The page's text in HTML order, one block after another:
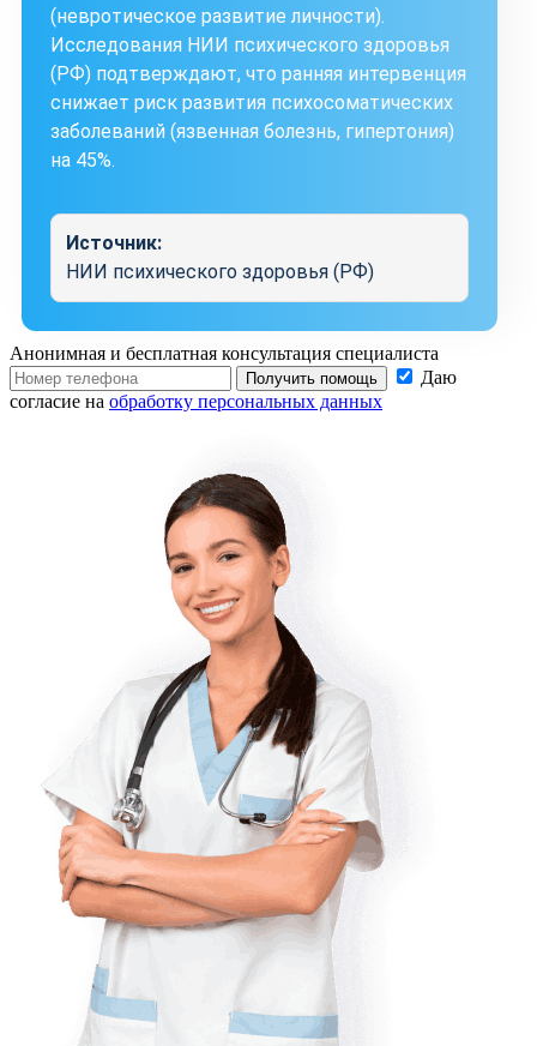
(невротическое развитие личности).
Исследования НИИ психического здоровья
(РФ) подтверждают, что ранняя интервенция
снижает риск развития психосоматических
заболеваний (язвенная болезнь, гипертония)
на 45%.
Источник:
НИИ психического здоровья (РФ)
Анонимная и бесплатная консультация специалиста
Получить помощь
Даю
согласие на обработку персональных данных